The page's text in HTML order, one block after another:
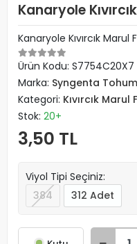
Kanaryole
Kanaryole Kıvırcık Marul
Ürün Kodu: S7754C20X7
Marka: Syngenta Tohum
Kategori: Kıvırcık Marul
Stok: 20+
3,50 TL
Viyol Tipi Seçiniz:
384
312 Adet